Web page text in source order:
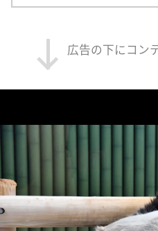
広告の下にコン